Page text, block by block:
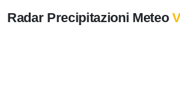
Radar Precipitazioni Meteo